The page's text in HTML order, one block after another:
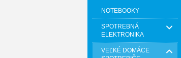
NOTEBOOKY
SPOTREBNÁ
ELEKTRONIKA
VEĽKÉ DOMÁCE